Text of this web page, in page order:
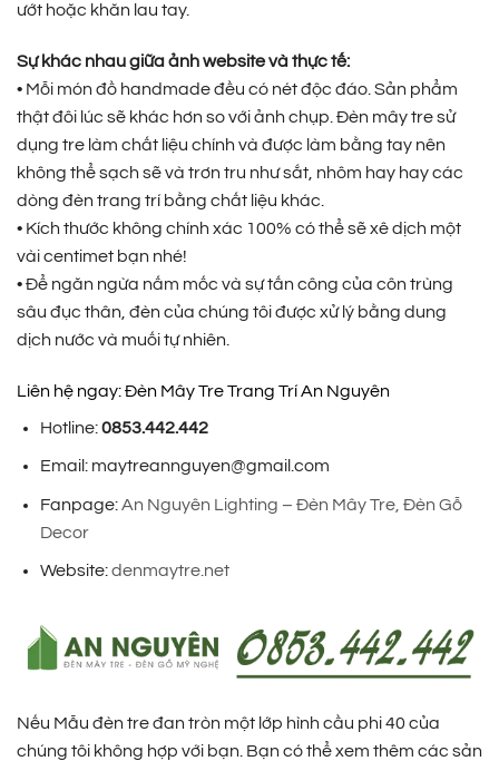
ướt hoặc khăn lau tay.
Sự khác nhau giữa ảnh website và thực tế:
• Mỗi món đồ handmade đều có nét độc đáo. Sản phẩm
thật đôi lúc sẽ khác hơn so với ảnh chụp. Đèn mây tre sử
dụng tre làm chất liệu chính và được làm bằng tay nên
không thể sạch sẽ và trơn tru như sắt, nhôm hay hay các
dòng đèn trang trí bằng chất liệu khác.
• Kích thước không chính xác 100% có thể sẽ xê dịch một
vài centimet bạn nhé!
• Để ngăn ngừa nấm mốc và sự tấn công của côn trùng
sâu đục thân, đèn của chúng tôi được xử lý bằng dung
dịch nước và muối tự nhiên.
Liên hệ ngay: Đèn Mây Tre Trang Trí An Nguyên
Hotline:0853.442.442
Email: maytreannguyen@gmail.com
Fanpage:An Nguyên Lighting – Đèn Mây Tre, Đèn Gỗ
Decor
Website:denmaytre.net
Nếu Mẫu đèn tre đan tròn một lớp hình cầu phi 40 của
chúng tôi không hợp với bạn. Bạn có thể xem thêm các sản